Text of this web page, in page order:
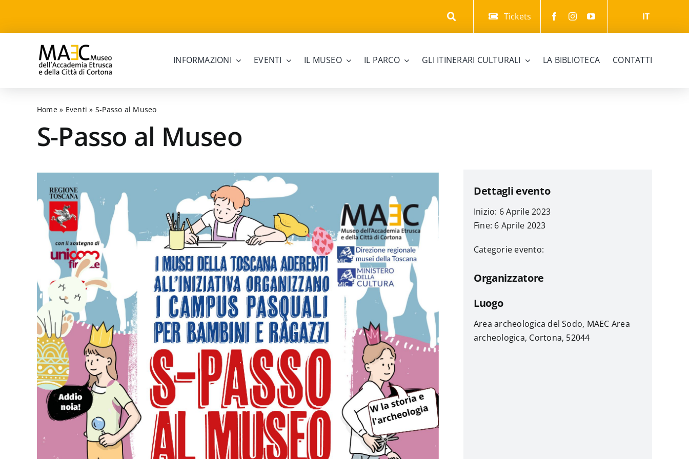
content
Tickets IT
INFORMAZIONI EVENTI IL MUSEO IL PARCO GLI ITINERARI CULTURALI LA BIBLIOTECA CONTATTI
Home» Eventi » S-Passo al Museo
S-Passo al Museo
Dettagli evento
Inizio: 6 Aprile 2023
Fine: 6 Aprile 2023
Categorie evento:
Organizzatore
Luogo
Area archeologica del Sodo, MAEC Area
archeologica, Cortona, 52044